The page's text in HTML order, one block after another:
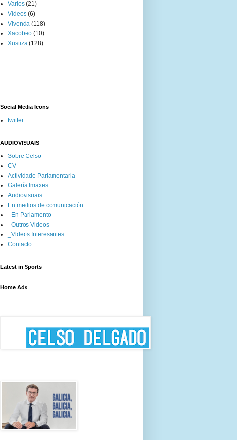
Varios (21)
Vídeos (6)
Vivenda (118)
Xacobeo (10)
Xustiza (128)
Social Media Icons
twitter
AUDIOVISUAIS
Sobre Celso
CV
Actividade Parlamentaria
Galería Imaxes
Audiovisuais
En medios de comunicación
_En Parlamento
_Outros Videos
_Videos Interesantes
Contacto
Latest in Sports
Home Ads